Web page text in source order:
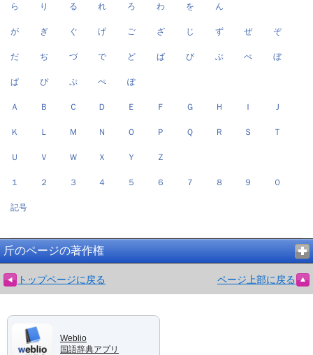
ら り る れ ろ わ を ん
が ぎ ぐ げ ご ざ じ ず ぜ ぞ
だ ぢ づ で ど ば び ぶ べ ぼ
ぱ ぴ ぷ ぺ ぽ
Ａ Ｂ Ｃ Ｄ Ｅ Ｆ Ｇ Ｈ Ｉ Ｊ
Ｋ Ｌ Ｍ Ｎ Ｏ Ｐ Ｑ Ｒ Ｓ Ｔ
Ｕ Ｖ Ｗ Ｘ Ｙ Ｚ
１ ２ ３ ４ ５ ６ ７ ８ ９ ０
記号
斤のページの著作権
トップページに戻る ページ上部に戻る
Weblio
国語辞典アプリ